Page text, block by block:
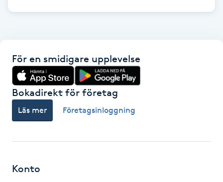
Gravidyoga
Gua Sha-massage
H
Hatha Yoga
För en smidigare upplevelse
Bokadirekt för företag
Läs mer Företagsinloggning
Konto